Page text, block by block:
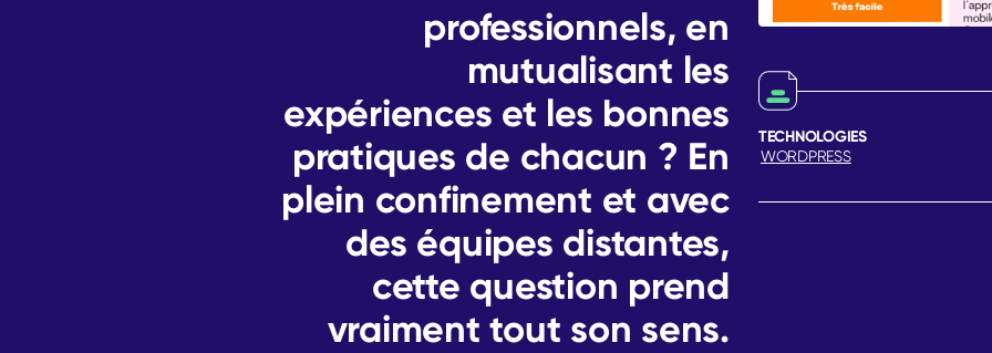
TECHNOLOGIES
WORDPRESS
professionnels, en
mutualisant les
expériences et les bonnes
pratiques de chacun ? En
plein confinement et avec
des équipes distantes,
cette question prend
vraiment tout son sens.